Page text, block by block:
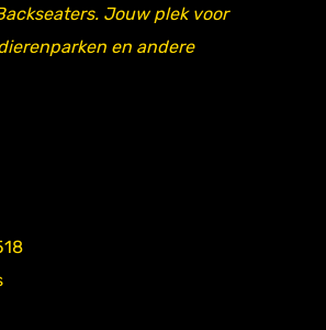
Jouw plek voor
en andere